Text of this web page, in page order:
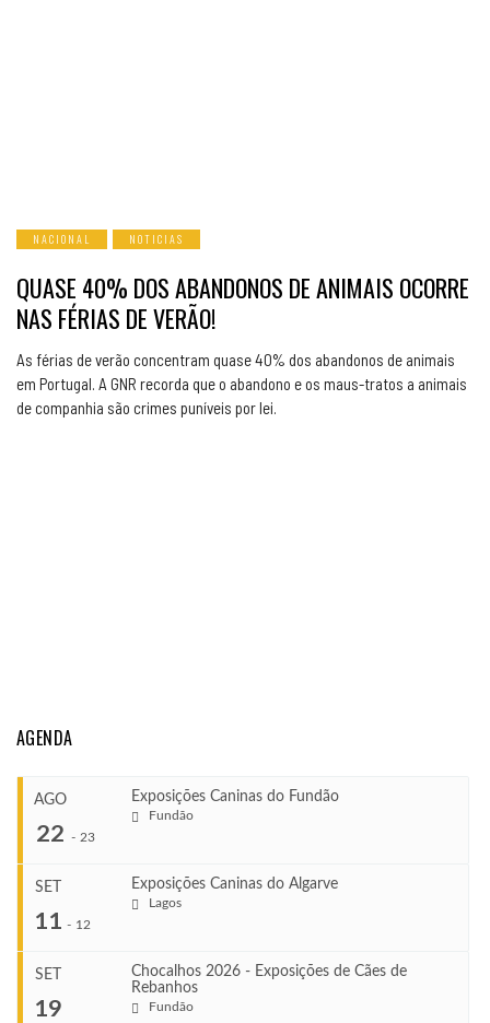
NACIONAL NOTICIAS
QUASE 40% DOS ABANDONOS DE ANIMAIS OCORRE
NAS FÉRIAS DE VERÃO!
As férias de verão concentram quase 40% dos abandonos de animais
em Portugal. A GNR recorda que o abandono e os maus-tratos a animais
de companhia são crimes puníveis por lei.
AGENDA
AGO
22 - 23
Exposições Caninas do Fundão
Fundão
Ago 22, 2026
SET
11 - 12
Exposições Caninas do Algarve
Lagos
SET
19
Chocalhos 2026 - Exposições de Cães de
Rebanhos
Fundão